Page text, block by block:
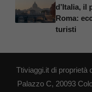
d’Italia, il
Roma:
turisti
Ttiviaggi.it di proprietà
Palazzo C, 20093